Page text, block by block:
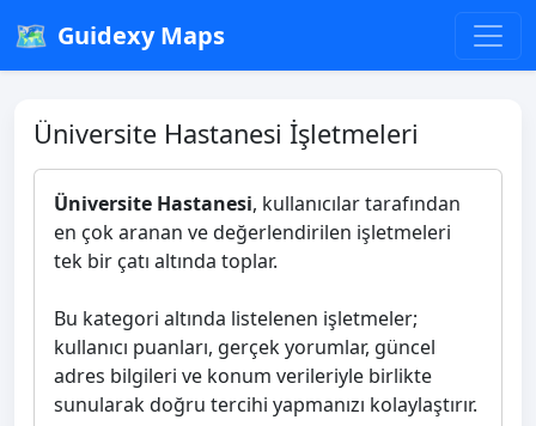
🗺️ Guidexy Maps
Üniversite Hastanesi İşletmeleri
Üniversite Hastanesi, kullanıcılar tarafından
en çok aranan ve değerlendirilen işletmeleri
tek bir çatı altında toplar.
Bu kategori altında listelenen işletmeler;
kullanıcı puanları, gerçek yorumlar, güncel
adres bilgileri ve konum verileriyle birlikte
sunularak doğru tercihi yapmanızı kolaylaştırır.